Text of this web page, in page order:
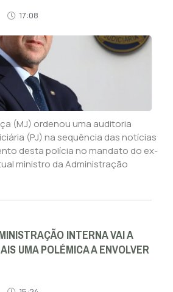
17:08
(MJ) ordenou uma auditoria
(PJ) na sequência das notícias
desta polícia no mandato do ex-
ministro da Administração
INTERNA VAI A
UMA POLÉMICA A ENVOLVER